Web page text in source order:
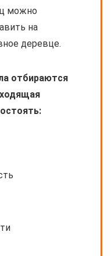
можно
на
деревце.
отбираются